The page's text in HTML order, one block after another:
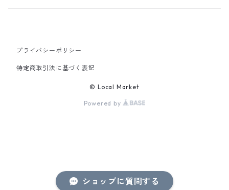
ショップに質問する
PANTS
プライバシーポリシー
特定商取引法に基づく表記
© Local Market
Powered by